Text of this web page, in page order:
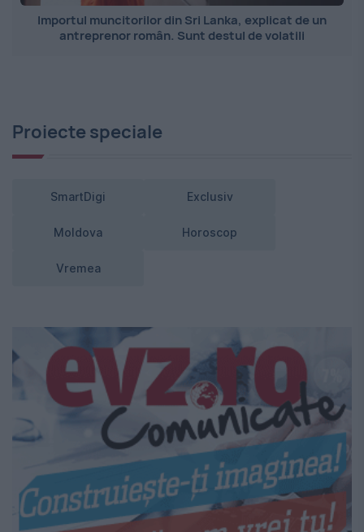
Importul muncitorilor din Sri Lanka, explicat de un
antreprenor român. Sunt destul de volatili
Proiecte speciale
SmartDigi Exclusiv
Moldova Horoscop
Vremea